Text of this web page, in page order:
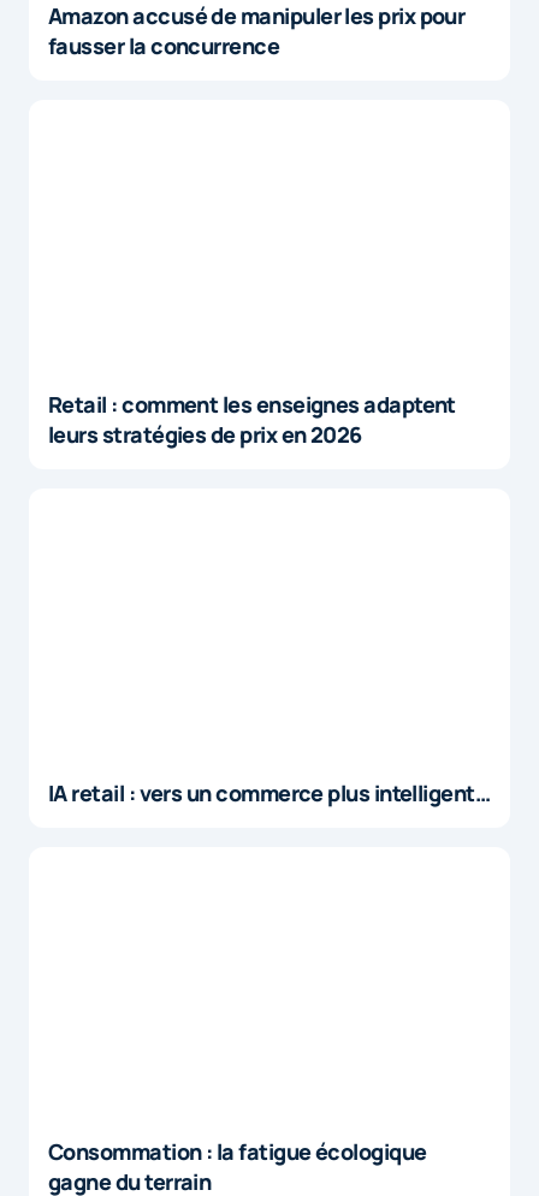
Amazon accusé de manipuler les prix pour
fausser la concurrence
Retail : comment les enseignes adaptent
leurs stratégies de prix en 2026
IA retail : vers un commerce plus intelligent…
Consommation : la fatigue écologique
gagne du terrain